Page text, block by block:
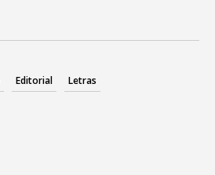
Editorial Letras